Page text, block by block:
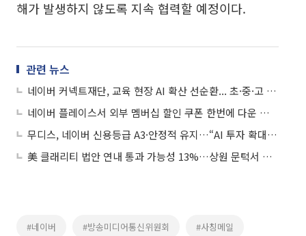
해가 발생하지 않도록 지속 협력할 예정이다.
관련 뉴스
네이버 커넥트재단, 교육 현장 AI 확산 선순환... 초·중·고 교사 AI 교육 콘텐츠 연구 지원
네이버 플레이스서 외부 멤버십 할인 쿠폰 한번에 다운 받는다
무디스, 네이버 신용등급 A3·안정적 유지…“AI 투자 확대에도 재무안정”
美 클래리티 법안 연내 통과 가능성 13%…상원 문턱서 제동
#네이버 #방송미디어통신위원회 #사칭메일